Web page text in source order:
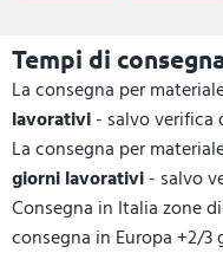
Tempi di
La consegna per
lavorativi- salvo
La consegna per
giorni lavorativi- salvo
Consegna in Italia zone
consegna in Europa +2/